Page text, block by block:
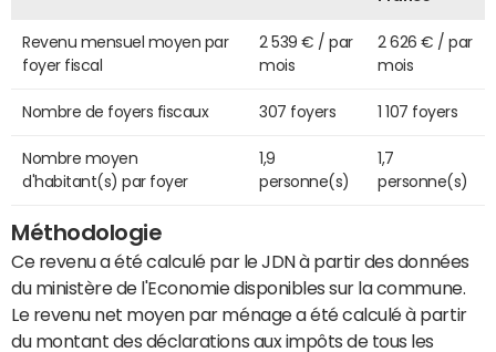
Revenu mensuel moyen par
foyer fiscal
2 539 € / par
mois
2 626 € / par
mois
Nombre de foyers fiscaux 307 foyers 1 107 foyers
Nombre moyen
d'habitant(s) par foyer
1,9
personne(s)
1,7
personne(s)
Méthodologie
Ce revenu a été calculé par le JDN à partir des données
du ministère de l'Economie disponibles sur la commune.
Le revenu net moyen par ménage a été calculé à partir
du montant des déclarations aux impôts de tous les